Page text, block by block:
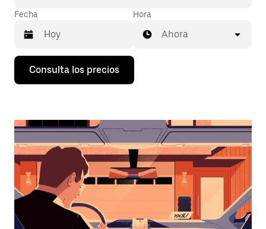
Fecha
Pulsa
flecha
abrir
calendario
seleccionar
una
fecha.
Pulsa
el
botón
Hora
Ahora
Consulta los precios